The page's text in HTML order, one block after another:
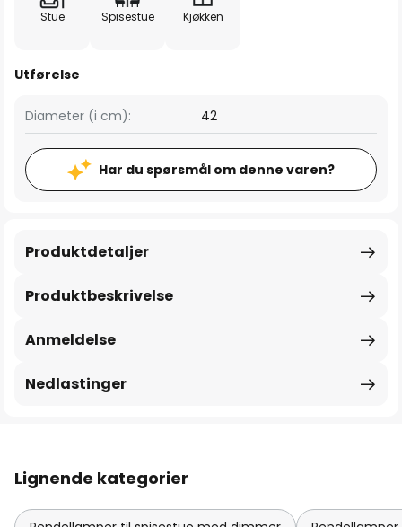
Stue Spisestue Kjøkken
Utførelse
Diameter (i cm): 42
Har du spørsmål om denne varen?
Produktbeskrivelse
Produktdetaljer
Anmeldelse
Nedlastinger
Lignende kategorier